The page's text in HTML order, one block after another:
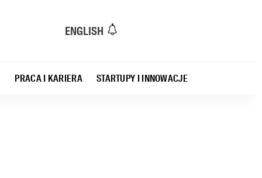
ENGLISH
PRACA I KARIERA STARTUPY I INNOWACJE